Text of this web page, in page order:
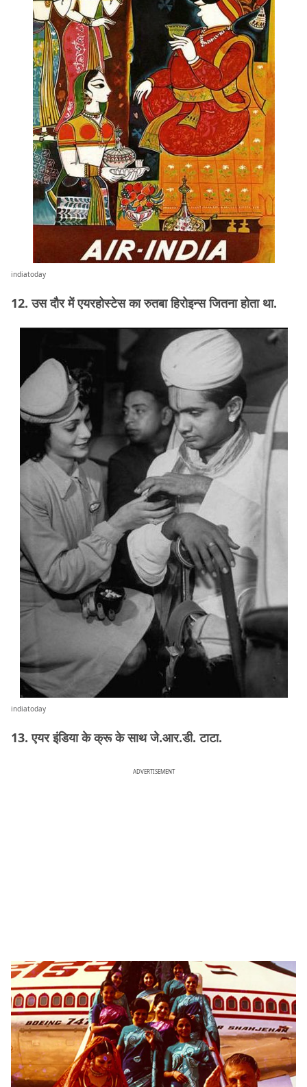
indiatoday
12. उस दौर में एयरहोस्टेस का रुतबा हिरोइन्स जितना होता था.
indiatoday
13. एयर इंडिया के क्रू के साथ जे.आर.डी. टाटा.
ADVERTISEMENT